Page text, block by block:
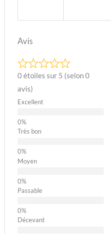
Avis
0 étoiles sur 5 (selon 0
avis)
Excellent
Très bon
Moyen
Passable
Décevant